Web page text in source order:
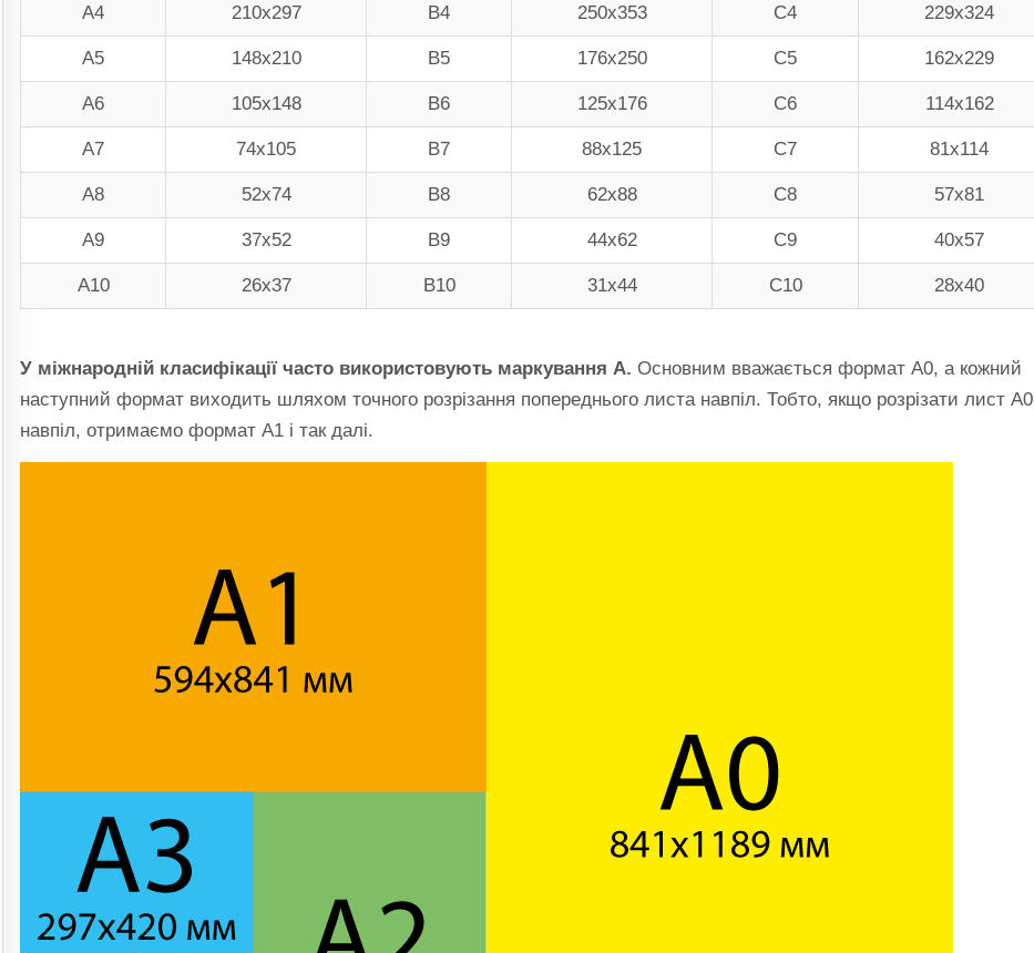
А4 210х297 В4 250х353 С4 229х324
А5 148х210 В5 176х250 С5 162х229
А6 105х148 В6 125х176 С6 114х162
А7 74х105 В7 88х125 С7 81х114
А8 52х74 В8 62х88 С8 57х81
А9 37х52 В9 44х62 С9 40х57
А10 26х37 В10 31х44 С10 28х40
У міжнародній класифікації часто використовують маркування А.Основним вважається формат A0, а кожний
наступний формат виходить шляхом точного розрізання попереднього листа навпіл. Тобто, якщо розрізати лист А0
навпіл, отримаємо формат А1 і так далі.